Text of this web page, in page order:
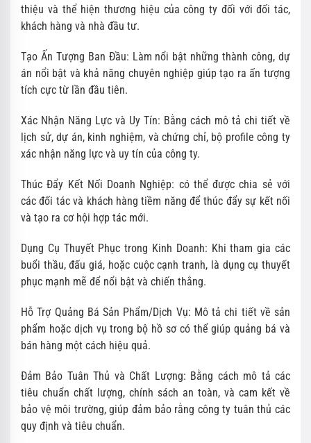
thiệu và thể hiện thương hiệu của công ty đối với đối tác,
khách hàng và nhà đầu tư.
Tạo Ấn Tượng Ban Đầu: Làm nổi bật những thành công, dự
án nổi bật và khả năng chuyên nghiệp giúp tạo ra ấn tượng
tích cực từ lần đầu tiên.
Xác Nhận Năng Lực và Uy Tín: Bằng cách mô tả chi tiết về
lịch sử, dự án, kinh nghiệm, và chứng chỉ, bộ profile công ty
xác nhận năng lực và uy tín của công ty.
Thúc Đẩy Kết Nối Doanh Nghiệp: có thể được chia sẻ với
các đối tác và khách hàng tiềm năng để thúc đẩy sự kết nối
và tạo ra cơ hội hợp tác mới.
Dụng Cụ Thuyết Phục trong Kinh Doanh: Khi tham gia các
buổi thầu, đấu giá, hoặc cuộc cạnh tranh, là dụng cụ thuyết
phục mạnh mẽ để nổi bật và chiến thắng.
Hỗ Trợ Quảng Bá Sản Phẩm/Dịch Vụ: Mô tả chi tiết về sản
phẩm hoặc dịch vụ trong bộ hồ sơ có thể giúp quảng bá và
bán hàng một cách hiệu quả.
Đảm Bảo Tuân Thủ và Chất Lượng: Bằng cách mô tả các
tiêu chuẩn chất lượng, chính sách an toàn, và cam kết về
bảo vệ môi trường, giúp đảm bảo rằng công ty tuân thủ các
quy định và tiêu chuẩn.